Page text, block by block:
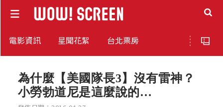
電影資訊 星聞花絮 台北票房
為什麼【美國隊長3】沒有雷神？
小勞勃道尼是這麼說的…